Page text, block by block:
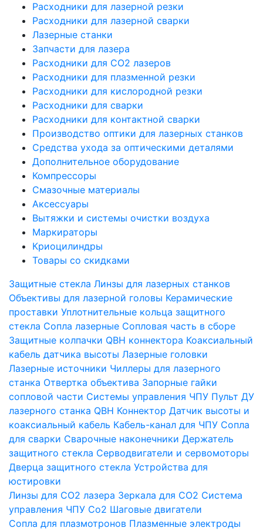
Расходники для лазерной резки
Расходники для лазерной сварки
Лазерные станки
Запчасти для лазера
Расходники для СО2 лазеров
Расходники для плазменной резки
Расходники для кислородной резки
Расходники для сварки
Расходники для контактной сварки
Производство оптики для лазерных станков
Средства ухода за оптическими деталями
Дополнительное оборудование
Компрессоры
Смазочные материалы
Аксессуары
Вытяжки и системы очистки воздуха
Маркираторы
Криоцилиндры
Товары со скидками
Защитные стекла Линзы для лазерных станков
Объективы для лазерной головы Керамические
проставки Уплотнительные кольца защитного
стекла Сопла лазерные Сопловая часть в сборе
Защитные колпачки QBH коннектора Коаксиальный
кабель датчика высоты Лазерные головки
Лазерные источники Чиллеры для лазерного
станка Отвертка объектива Запорные гайки
сопловой части Системы управления ЧПУ Пульт ДУ
лазерного станка QBH Коннектор Датчик высоты и
коаксиальный кабель Кабель-канал для ЧПУ Сопла
для сварки Сварочные наконечники Держатель
защитного стекла Серводвигатели и сервомоторы
Дверца защитного стекла Устройства для
юстировки
Линзы для СО2 лазера Зеркала для СО2 Система
управления ЧПУ Co2 Шаговые двигатели
Сопла для плазмотронов Плазменные электроды